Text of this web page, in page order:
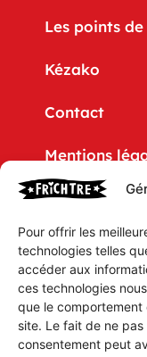
Pour offrir les
technologies telles
accéder aux
ces technologies
que le comportement
site. Le fait de ne
consentement peut
Les points
Kézako
Contact
Mentions
Politique de
CGV
Mon compte
Mon Panier